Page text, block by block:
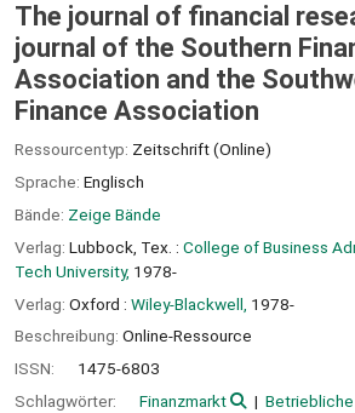
The journal of financial
journal of the Southern
Association and the
Finance Association
Ressourcentyp: Zeitschrift (Online)
Sprache: Englisch
Bände: Zeige Bände
Verlag: Lubbock, Tex. : College of Business
Tech University, 1978-
Verlag: Oxford : Wiley-Blackwell, 1978-
Beschreibung: Online-Ressource
ISSN:
1475-6803
Schlagwörter:
Finanzmarkt